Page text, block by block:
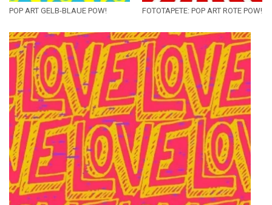
POP ART GELB-BLAUE POW! FOTOTAPETE: POP ART ROTE POW!